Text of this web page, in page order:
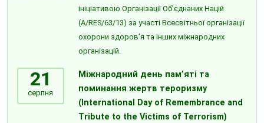
ініціативою Організації Об’єднаних Націй
(A/RES/63/13) за участі Всесвітньої організації
охорони здоров’я та інших міжнародних
організацій.
21
серпня
Міжнародний день пам’яті та
поминання жертв тероризму
(International Day of Remembrance and
Tribute to the Victims of Terrorism)